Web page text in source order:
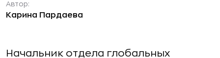
Автор:
Карина Пардаева
Начальник отдела глобальных